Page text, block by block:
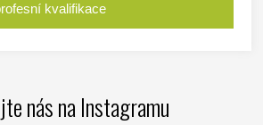
kvalifikace
nás na Instagramu